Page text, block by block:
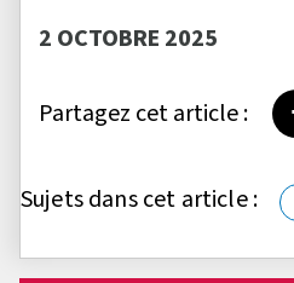
2 OCTOBRE 2025
Partagez cet article :
Sujets dans cet article :